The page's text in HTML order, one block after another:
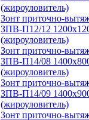
(жироуловитель)
Зонт приточно-
ЗПВ-П12/12
(жироуловитель)
Зонт приточно-
ЗПВ-П14/08
(жироуловитель)
Зонт приточно-
ЗПВ-П14/09
(жироуловитель)
Зонт приточно-